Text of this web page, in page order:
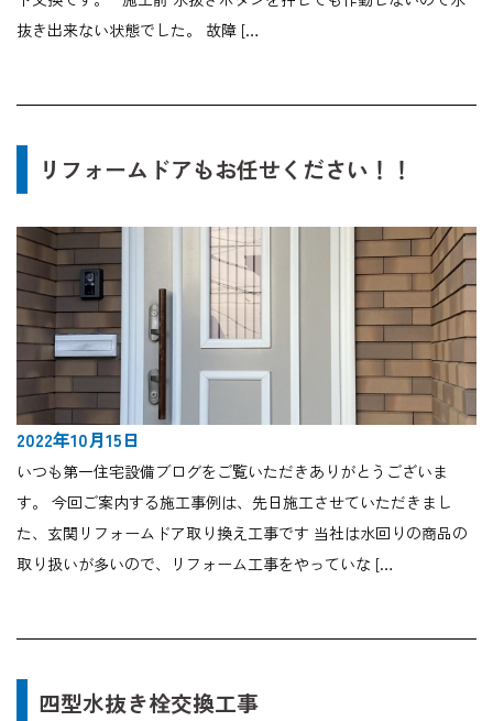
抜き出来ない状態でした。 故障 […
リフォームドアもお任せください！！
2022年10月15日
いつも第一住宅設備ブログをご覧いただきありがとうございま
す。 今回ご案内する施工事例は、先日施工させていただきまし
た、玄関リフォームドア取り換え工事です 当社は水回りの商品の
取り扱いが多いので、リフォーム工事をやっていな […
四型水抜き栓交換工事